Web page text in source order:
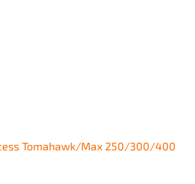
Tomahawk/Max 250/300/400